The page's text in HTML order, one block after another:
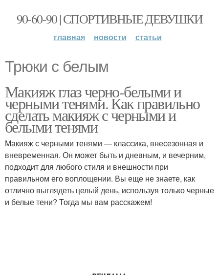
90-60-90 | СПОРТИВНЫЕ ДЕВУШКИ
главная новости статьи
Трюки с белым
Макияж глаз черно-белыми и
черными тенями. Как правильно
сделать макияж с черными и
белыми тенями
Макияж с черными тенями — классика, внесезонная и
вневременная. Он может быть и дневным, и вечерним,
подходит для любого стиля и внешности при
правильном его воплощении. Вы еще не знаете, как
отлично выглядеть целый день, используя только черные
и белые тени? Тогда мы вам расскажем!